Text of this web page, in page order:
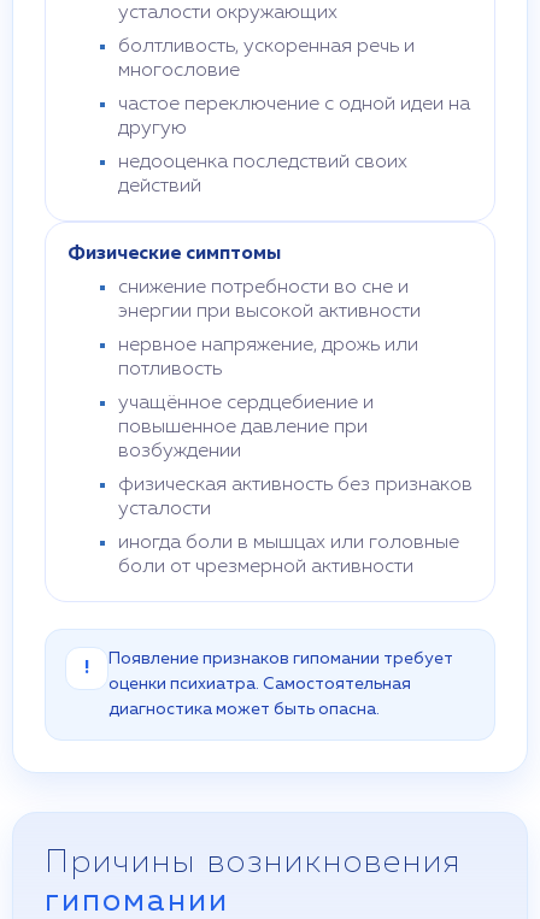
усталости окружающих
болтливость, ускоренная речь и
многословие
частое переключение с одной идеи на
другую
недооценка последствий своих
действий
Физические симптомы
снижение потребности во сне и
энергии при высокой активности
нервное напряжение, дрожь или
потливость
учащённое сердцебиение и
повышенное давление при
возбуждении
физическая активность без признаков
усталости
иногда боли в мышцах или головные
боли от чрезмерной активности
!
Появление признаков гипомании требует
оценки психиатра. Самостоятельная
диагностика может быть опасна.
Причины возникновения
гипомании